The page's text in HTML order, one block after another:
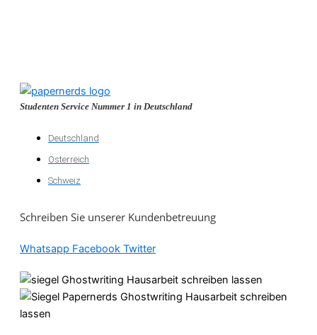
Studenten Service Nummer 1 in Deutschland
Deutschland
Österreich
Schweiz
Schreiben Sie unserer Kundenbetreuung
Whatsapp Facebook Twitter